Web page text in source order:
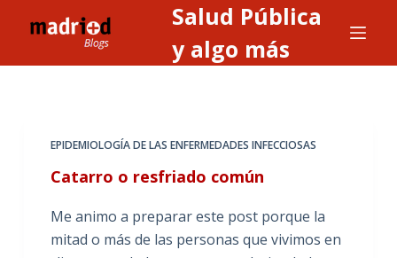
l
Salud Pública
y algo más
EPIDEMIOLOGÍA DE LAS ENFERMEDADES INFECCIOSAS
Catarro o resfriado común
Me animo a preparar este post porque la
mitad o más de las personas que vivimos en